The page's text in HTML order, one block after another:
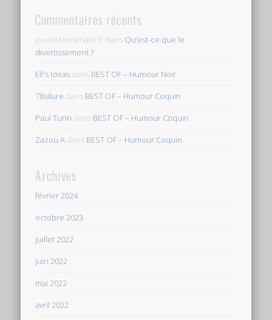
Commentaires récents
JouerMaintenant.fr dans Qu’est-ce que le
divertissement ?
Eli's Ideas dans BEST OF – Humour Noir
78silure dans BEST OF – Humour Coquin
Paul Turin dans BEST OF – Humour Coquin
Zazou A dans BEST OF – Humour Coquin
Archives
février 2024
octobre 2023
juillet 2022
juin 2022
mai 2022
avril 2022